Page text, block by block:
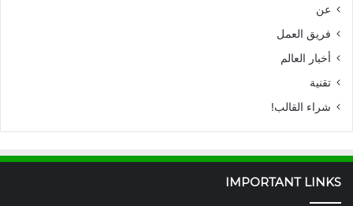
عن
فريق العمل
أخبار العالم
تقنية
شراء القالب!
IMPORTANT LINKS